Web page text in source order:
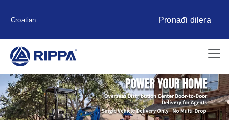
Croatian Pronađi dilera